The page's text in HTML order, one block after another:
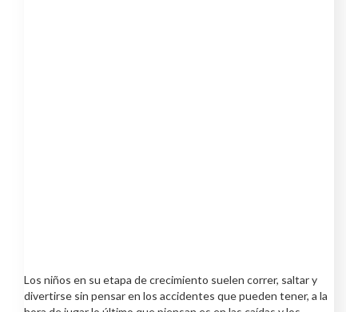
Los niños en su etapa de crecimiento suelen correr, saltar y
divertirse sin pensar en los accidentes que pueden tener, a la